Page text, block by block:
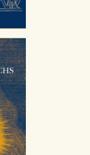
su experiencia
de
cada
y, por lo
socios
publicidad
No
personal sino
de su